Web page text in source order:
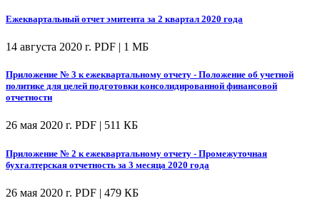
Ежеквартальный отчет эмитента за 2 квартал 2020 года
14 августа 2020 г. PDF | 1 МБ
Приложение № 3 к ежеквартальному отчету - Положение об учетной
политике для целей подготовки консолидированной финансовой
отчетности
26 мая 2020 г. PDF | 511 КБ
Приложение № 2 к ежеквартальному отчету - Промежуточная
бухгалтерская отчетность за 3 месяца 2020 года
26 мая 2020 г. PDF | 479 КБ